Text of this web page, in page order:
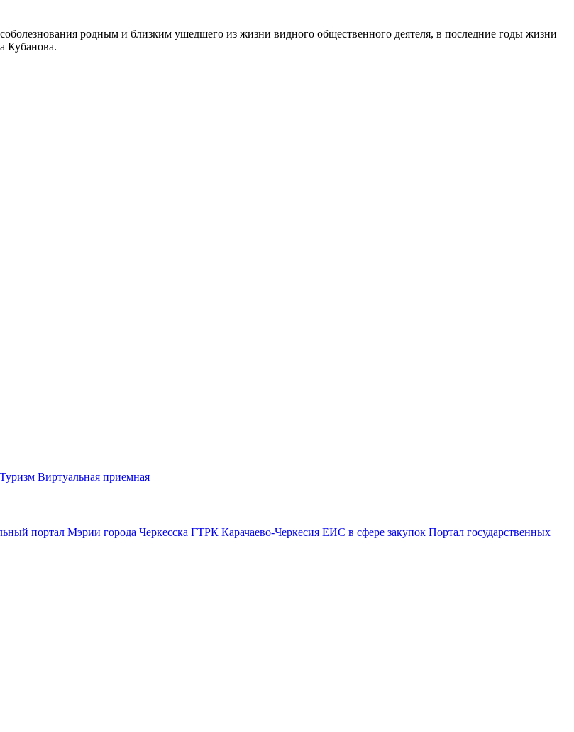
родным и близким ушедшего из жизни видного общественного деятеля, в последние годы жизни
Кубанова.
Туризм Виртуальная приемная
портал Мэрии города Черкесска ГТРК Карачаево-Черкесия ЕИС в сфере закупок Портал государственных
Администрация